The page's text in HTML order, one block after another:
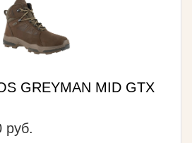
GREYMAN MID GTX
руб.